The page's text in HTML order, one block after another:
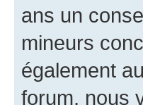
ans un
mineurs
également
forum, nous